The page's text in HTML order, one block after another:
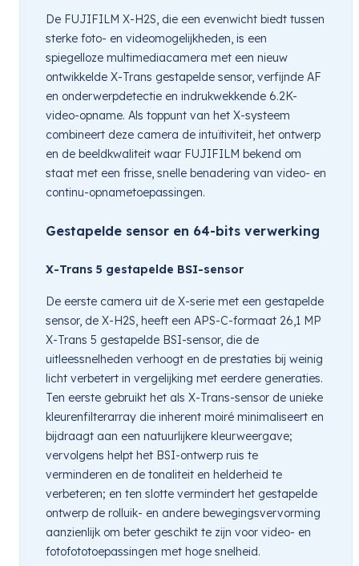
De FUJIFILM X-H2S, die een evenwicht biedt tussen
sterke foto- en videomogelijkheden, is een
spiegelloze multimediacamera met een nieuw
ontwikkelde X-Trans gestapelde sensor, verfijnde AF
en onderwerpdetectie en indrukwekkende 6.2K-
video-opname. Als toppunt van het X-systeem
combineert deze camera de intuïtiviteit, het ontwerp
en de beeldkwaliteit waar FUJIFILM bekend om
staat met een frisse, snelle benadering van video- en
continu-opnametoepassingen.
Gestapelde sensor en 64-bits verwerking
X-Trans 5 gestapelde BSI-sensor
De eerste camera uit de X-serie met een gestapelde
sensor, de X-H2S, heeft een APS-C-formaat 26,1 MP
X-Trans 5 gestapelde BSI-sensor, die de
uitleessnelheden verhoogt en de prestaties bij weinig
licht verbetert in vergelijking met eerdere generaties.
Ten eerste gebruikt het als X-Trans-sensor de unieke
kleurenfilterarray die inherent moiré minimaliseert en
bijdraagt ​​aan een natuurlijkere kleurweergave;
vervolgens helpt het BSI-ontwerp ruis te
verminderen en de tonaliteit en helderheid te
verbeteren; en ten slotte vermindert het gestapelde
ontwerp de rolluik- en andere bewegingsvervorming
aanzienlijk om beter geschikt te zijn voor video- en
fotofototoepassingen met hoge snelheid.